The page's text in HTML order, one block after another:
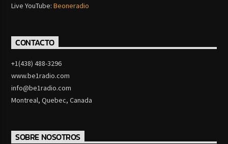
Live YouTube:Beoneradio
CONTACTO
+1(438) 488-3296
www.be1radio.com
info@be1radio.com
Montreal, Quebec, Canada
SOBRE NOSOTROS